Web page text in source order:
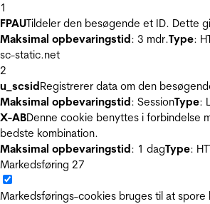
1
FPAUTildeler den besøgende et ID. Dette
Maksimal opbevaringstid: 3 mdr.Type:
sc-static.net
2
u_scsidRegistrerer data om den
Maksimal opbevaringstid: SessionType:
X-ABDenne cookie benyttes i forbindelse
bedste kombination.
Maksimal opbevaringstid: 1 dagType:
Markedsføring 27
Markedsførings-cookies bruges til at